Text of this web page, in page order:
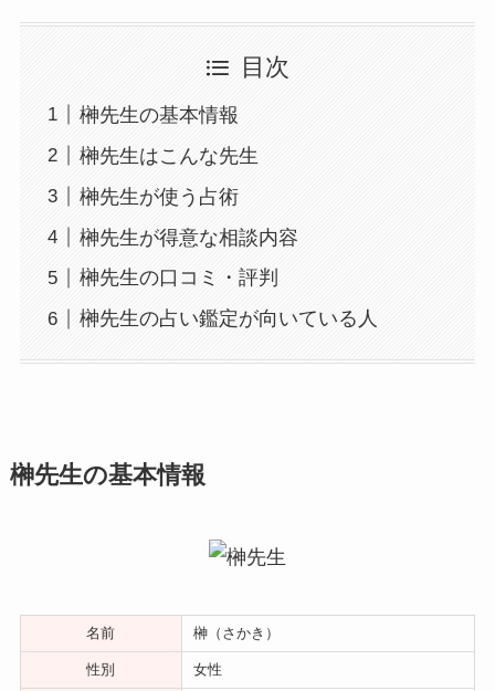
目次
榊先生の基本情報
榊先生はこんな先生
榊先生が使う占術
榊先生が得意な相談内容
榊先生の口コミ・評判
榊先生の占い鑑定が向いている人
榊先生の基本情報
名前 榊（さかき）
性別 女性